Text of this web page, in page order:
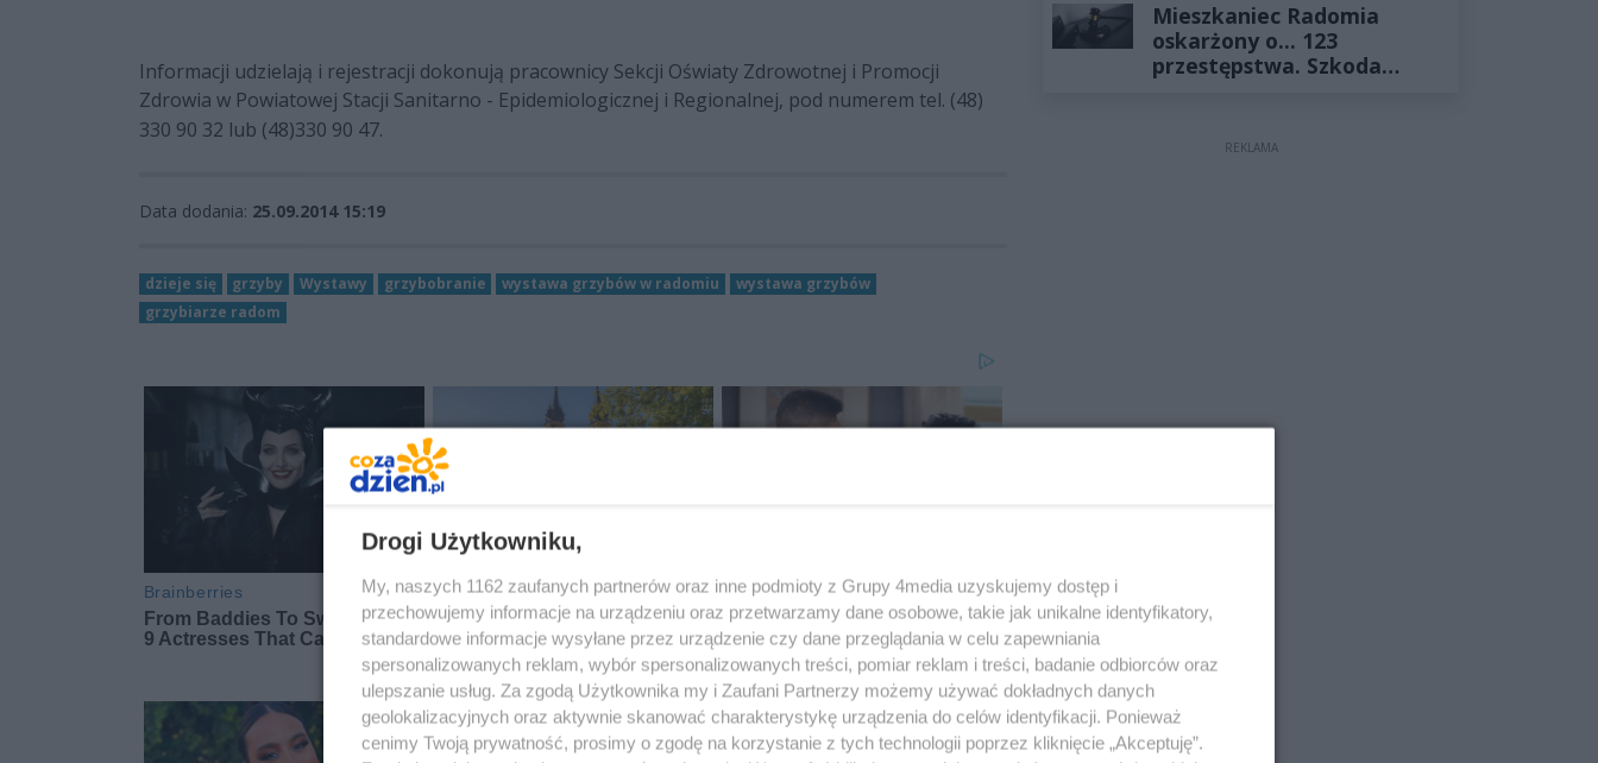
Informacji udzielają i rejestracji dokonują pracownicy Sekcji Oświaty Zdrowotnej i Promocji
Zdrowia w Powiatowej Stacji Sanitarno - Epidemiologicznej i Regionalnej, pod numerem tel. (48)
330 90 32 lub (48)330 90 47.
Data dodania: 25.09.2014 15:19
dzieje się grzyby Wystawy grzybobranie wystawa grzybów w radomiu
wystawa grzybów
grzybiarze radom
Mieszkaniec Radomia
oskarżony o... 123
przestępstwa. Szkoda
REKLAMA
Drogi Użytkowniku,
My, naszych 1162 zaufanych partnerów oraz inne podmioty z Grupy 4media uzyskujemy dostęp i
przechowujemy informacje na urządzeniu oraz przetwarzamy dane osobowe, takie jak unikalne identyfikatory,
standardowe informacje wysyłane przez urządzenie czy dane przeglądania w celu zapewniania
spersonalizowanych reklam, wybór spersonalizowanych treści, pomiar reklam i treści, badanie odbiorców oraz
ulepszanie usług. Za zgodą Użytkownika my i Zaufani Partnerzy możemy używać dokładnych danych
geolokalizacyjnych oraz aktywnie skanować charakterystykę urządzenia do celów identyfikacji. Ponieważ
cenimy Twoją prywatność, prosimy o zgodę na korzystanie z tych technologii poprzez kliknięcie „Akceptuję”.